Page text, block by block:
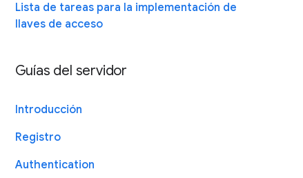
Lista de tareas para la implementación de
llaves de acceso
Guías del servidor
Introducción
Registro
Authentication